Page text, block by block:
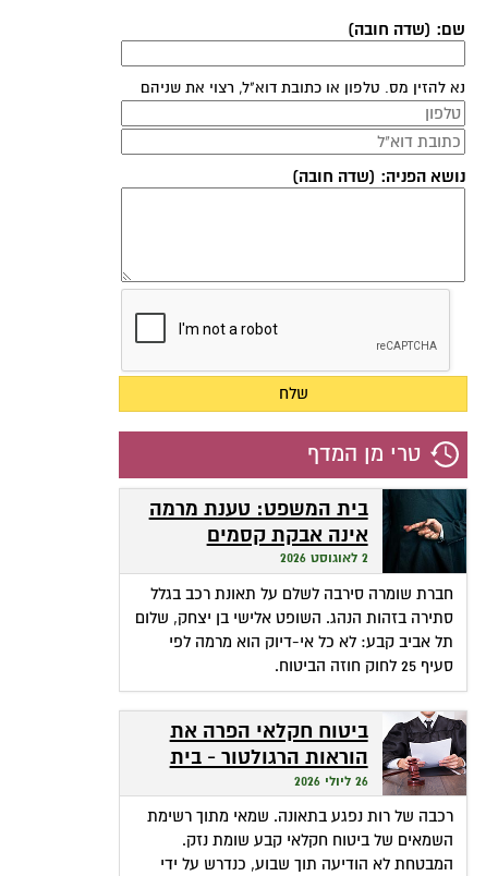
שם: (שדה חובה)
נא להזין מס. טלפון או כתובת דוא"ל, רצוי את שניהם
נושא הפניה: (שדה חובה)
טרי מן המדף
בית המשפט: טענת מרמה
אינה אבקת קסמים
שהופכת אי-דיוק לפטור
מתשלום
2 לאוגוסט 2026
חברת שומרה סירבה לשלם על תאונת רכב בגלל
סתירה בזהות הנהג. השופט אלישי בן יצחק, שלום
תל אביב קבע: לא כל אי-דיוק הוא מרמה לפי
סעיף 25 לחוק חוזה הביטוח.
ביטוח חקלאי הפרה את
הוראות הרגולטור - בית
המשפט חילץ אותה
26 ליולי 2026
רכבה של רות נפגע בתאונה. שמאי מתוך רשימת
השמאים של ביטוח חקלאי קבע שומת נזק.
המבטחת לא הודיעה תוך שבוע, כנדרש על ידי